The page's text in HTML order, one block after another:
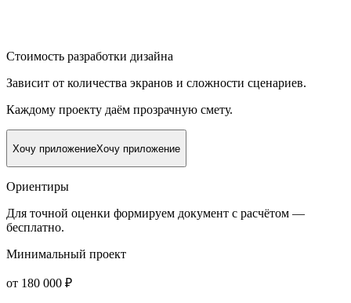
Стоимость разработки дизайна
Зависит от количества экранов и сложности сценариев.
Каждому проекту даём прозрачную смету.
Хочу приложениеХочу приложение
Ориентиры
Для точной оценки формируем документ с расчётом —
бесплатно.
Минимальный проект
от 180 000 ₽